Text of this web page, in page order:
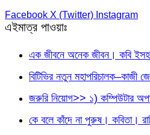
Facebook X (Twitter) Instagram
এইমাত্র পাওয়াঃ
এক জীবনে অনেক জীবন। কবি
বিটিভির নতুন মহাপরিচালক–কাজী
জরুরি নিয়োগ>> ১) কম্পিউটার
কে বলে কাঁদে না পুরুষ। কবিতা।